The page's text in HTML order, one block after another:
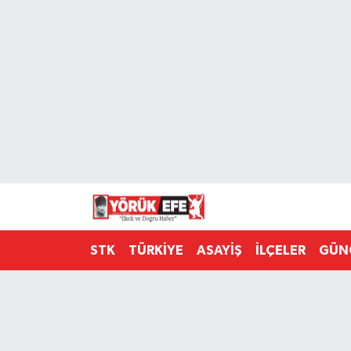
STK TÜRKİYE ASAYİŞ İLÇELER
Süper Lig Puan Durumu ve Fikstür
Tüm Manşetler